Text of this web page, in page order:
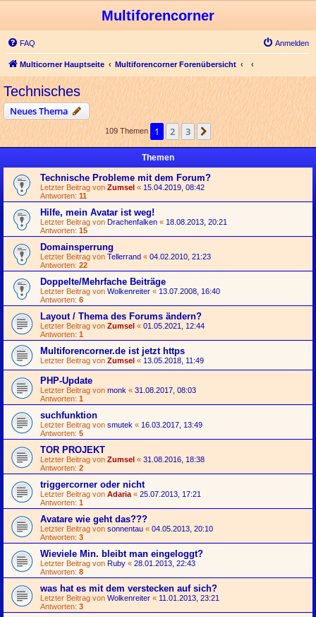
Multiforencorner
FAQ Anmelden
Multicorner Hauptseite Multiforencorner Forenübersicht
Technisches
Neues Thema
109 Themen 1 2 3 Nächste
Themen
Technische Probleme mit dem Forum?
Letzter Beitrag von Zumsel « 15.04.2019, 08:42
Antworten: 11
Hilfe, mein Avatar ist weg!
Letzter Beitrag von Drachenfalken « 18.08.2013, 20:21
Antworten: 15
Domainsperrung
Letzter Beitrag von Tellerrand « 04.02.2010, 21:23
Antworten: 22
Doppelte/Mehrfache Beiträge
Letzter Beitrag von Wolkenreiter « 13.07.2008, 16:40
Antworten: 6
Layout / Thema des Forums ändern?
Letzter Beitrag von Zumsel « 01.05.2021, 12:44
Antworten: 1
Multiforencorner.de ist jetzt https
Letzter Beitrag von Zumsel « 13.05.2018, 11:49
PHP-Update
Letzter Beitrag von monk « 31.08.2017, 08:03
Antworten: 1
suchfunktion
Letzter Beitrag von smutek « 16.03.2017, 13:49
Antworten: 5
TOR PROJEKT
Letzter Beitrag von Zumsel « 31.08.2016, 18:38
Antworten: 2
triggercorner oder nicht
Letzter Beitrag von Adaria « 25.07.2013, 17:21
Antworten: 1
Avatare wie geht das???
Letzter Beitrag von sonnentau « 04.05.2013, 20:10
Antworten: 3
Wieviele Min. bleibt man eingeloggt?
Letzter Beitrag von Ruby « 28.01.2013, 22:43
Antworten: 8
was hat es mit dem verstecken auf sich?
Letzter Beitrag von Wolkenreiter « 11.01.2013, 23:21
Antworten: 3